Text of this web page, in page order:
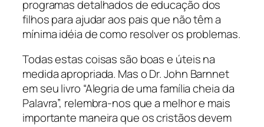
programas detalhados de educação dos
filhos para ajudar aos pais que não têm a
mínima idéia de como resolver os problemas.
Todas estas coisas são boas e úteis na
medida apropriada. Mas o Dr. John Barnnet
em seu livro “Alegria de uma família cheia da
Palavra”, relembra-nos que a melhor e mais
importante maneira que os cristãos devem